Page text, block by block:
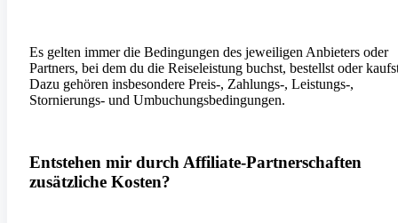
Es gelten immer die Bedingungen des jeweiligen Anbieters oder
Partners, bei dem du die Reiseleistung buchst, bestellst oder
Dazu gehören insbesondere Preis-, Zahlungs-, Leistungs-,
Stornierungs- und Umbuchungsbedingungen.
Entstehen mir durch Affiliate-Partnerschaften
zusätzliche Kosten?